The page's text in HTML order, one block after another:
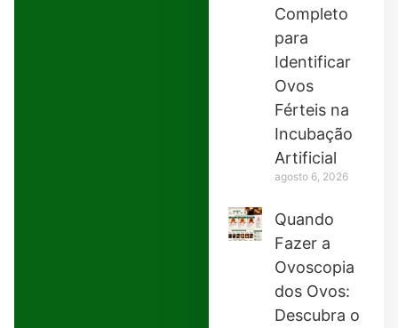
Completo
para
Identificar
Ovos
Férteis na
Incubação
Artificial
agosto 6, 2026
Quando
Fazer a
Ovoscopia
dos Ovos:
Descubra o